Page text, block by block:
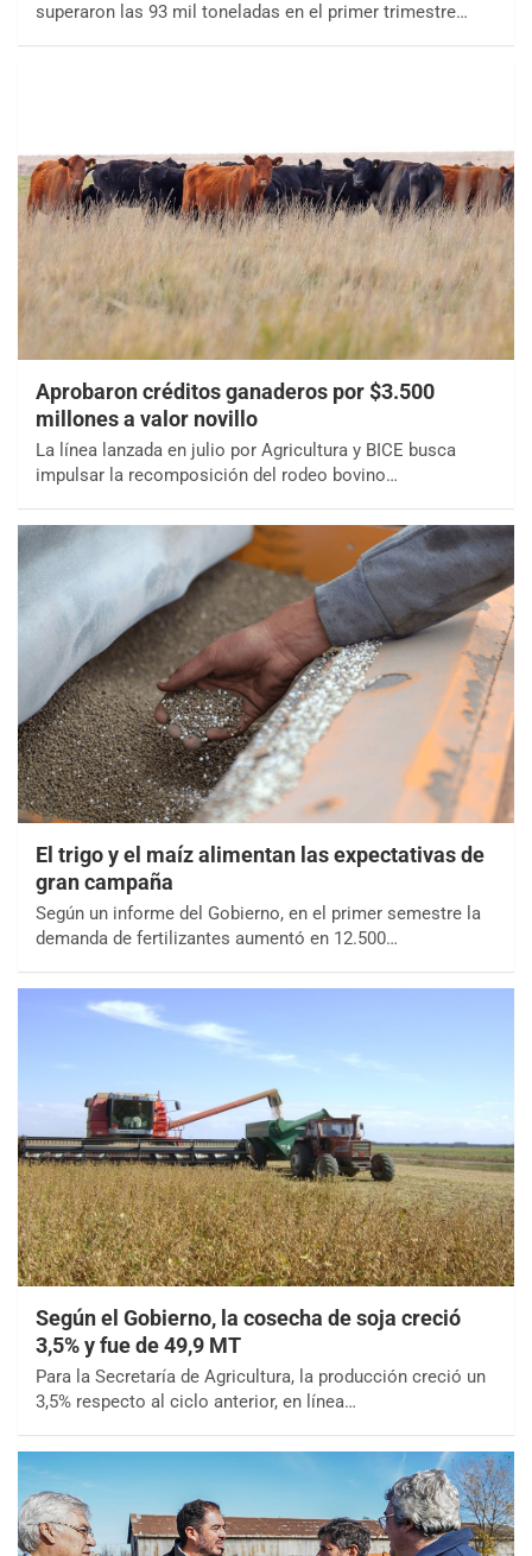
superaron las 93 mil toneladas en el primer trimestre…
Aprobaron créditos ganaderos por $3.500
millones a valor novillo
La línea lanzada en julio por Agricultura y BICE busca
impulsar la recomposición del rodeo bovino…
El trigo y el maíz alimentan las expectativas de
gran campaña
Según un informe del Gobierno, en el primer semestre la
demanda de fertilizantes aumentó en 12.500…
Según el Gobierno, la cosecha de soja creció
3,5% y fue de 49,9 MT
Para la Secretaría de Agricultura, la producción creció un
3,5% respecto al ciclo anterior, en línea…